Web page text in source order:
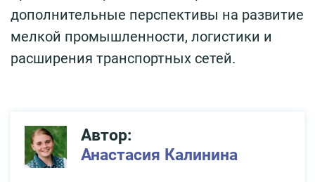
дополнительные перспективы на развитие
мелкой промышленности, логистики и
расширения транспортных сетей.
Автор:
Анастасия Калинина